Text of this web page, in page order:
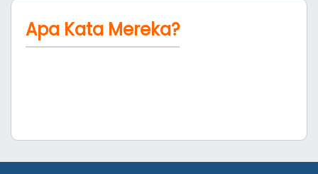
Apa Kata Mereka?